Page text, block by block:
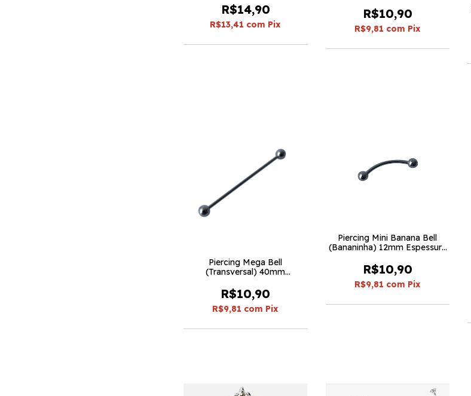
R$14,90
R$13,41 com Pix
R$10,90
R$9,81 com Pix
Piercing Mega Bell
(Transversal) 40mm
R$10,90
R$9,81 com Pix
Piercing Mini Banana Bell
(Bananinha) 12mm Espessura
R$10,90
R$9,81 com Pix